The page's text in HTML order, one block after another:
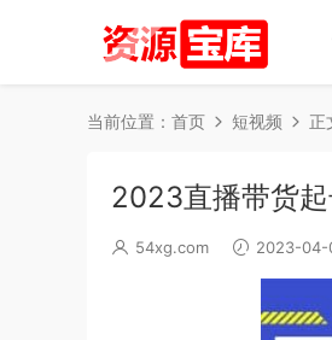
当前位置： 首页 短视频 正
2023直播带货
54xg.com 2023-04-